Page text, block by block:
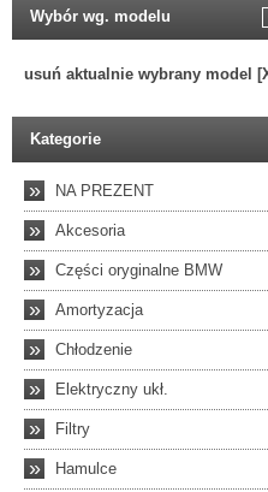
Wybór wg. modelu
usuń aktualnie wybrany model
Kategorie
» NA PREZENT
» Akcesoria
» Części oryginalne BMW
» Amortyzacja
» Chłodzenie
» Elektryczny ukł.
» Filtry
» Hamulce